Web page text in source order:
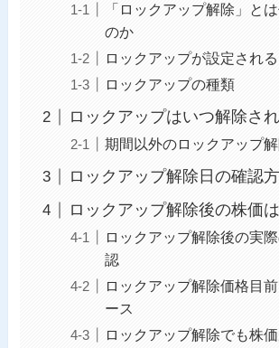
「ロックアップ解除」と
のか
ロックアップが設定され
ロックアップの種類
ロックアップはいつ解除さ
期間以外のロックアップ
ロックアップ解除日の確認
ロックアップ解除後の株価
ロックアップ解除後の実
認
ロックアップ解除価格目
ース
ロックアップ解除でも株